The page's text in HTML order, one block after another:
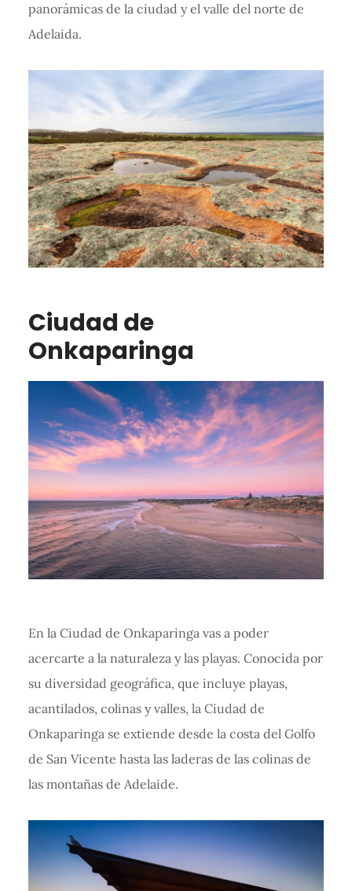
panorámicas de la ciudad y el valle del norte de
Adelaida.
Ciudad de
Onkaparinga
En la Ciudad de Onkaparinga vas a poder
acercarte a la naturaleza y las playas. Conocida por
su diversidad geográfica, que incluye playas,
acantilados, colinas y valles, la Ciudad de
Onkaparinga se extiende desde la costa del Golfo
de San Vicente hasta las laderas de las colinas de
las montañas de Adelaide.